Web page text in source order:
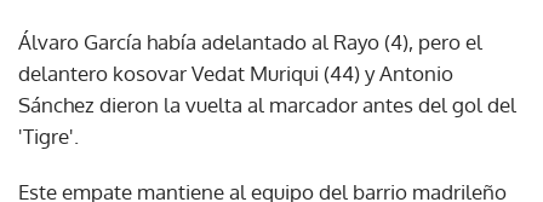
Álvaro García había adelantado al Rayo (4), pero el
delantero kosovar Vedat Muriqui (44) y Antonio
Sánchez dieron la vuelta al marcador antes del gol del
'Tigre'.
Este empate mantiene al equipo del barrio madrileño